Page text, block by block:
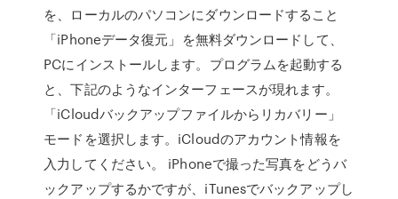
を、ローカルのパソコンにダウンロードすること
「iPhoneデータ復元」を無料ダウンロードして、
PCにインストールします。プログラムを起動する
と、下記のようなインターフェースが現れます。
「iCloudバックアップファイルからリカバリー」
モードを選択します。iCloudのアカウント情報を
入力してください。 iPhoneで撮った写真をどうバ
ックアップするかですが、iTunesでバックアップし